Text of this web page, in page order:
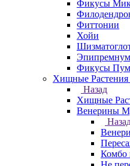
Фикусы
Фиттонии
Хойи
Фикусы
Хищные Растения
Назад
Хищные
Венерины
Комбо